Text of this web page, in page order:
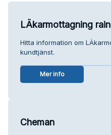
LÄkarmottagning
Hitta information om
kundtjänst.
Mer info
Cheman